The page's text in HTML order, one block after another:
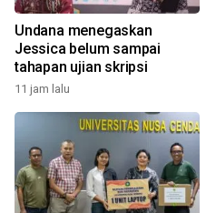
Undana menegaskan
Jessica belum sampai
tahapan ujian skripsi
11 jam lalu